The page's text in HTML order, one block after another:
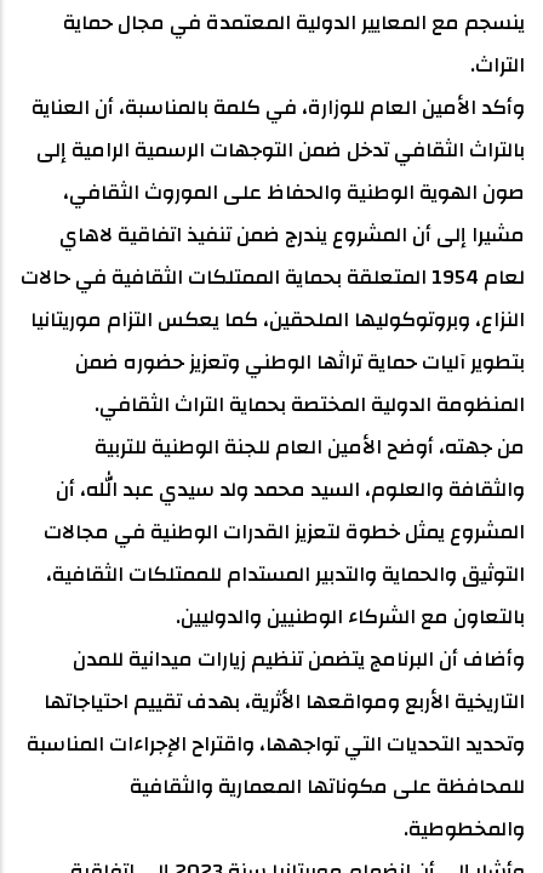
ينسجم مع المعايير الدولية المعتمدة في مجال حماية
التراث.
وأكد الأمين العام للوزارة، في كلمة بالمناسبة، أن العناية
بالتراث الثقافي تدخل ضمن التوجهات الرسمية الرامية إلى
صون الهوية الوطنية والحفاظ على الموروث الثقافي،
مشيرا إلى أن المشروع يندرج ضمن تنفيذ اتفاقية لاهاي
لعام 1954 المتعلقة بحماية الممتلكات الثقافية في حالات
النزاع، وبروتوكوليها الملحقين، كما يعكس التزام موريتانيا
بتطوير آليات حماية تراثها الوطني وتعزيز حضوره ضمن
المنظومة الدولية المختصة بحماية التراث الثقافي.
من جهته، أوضح الأمين العام للجنة الوطنية للتربية
والثقافة والعلوم، السيد محمد ولد سيدي عبد الله، أن
المشروع يمثل خطوة لتعزيز القدرات الوطنية في مجالات
التوثيق والحماية والتدبير المستدام للممتلكات الثقافية،
بالتعاون مع الشركاء الوطنيين والدوليين.
وأضاف أن البرنامج يتضمن تنظيم زيارات ميدانية للمدن
التاريخية الأربع ومواقعها الأثرية، بهدف تقييم احتياجاتها
وتحديد التحديات التي تواجهها، واقتراح الإجراءات المناسبة
للمحافظة على مكوناتها المعمارية والثقافية
والمخطوطية.